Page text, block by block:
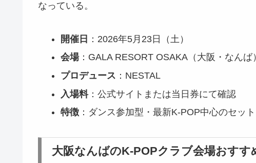
なっている。
開催日 ：2026年5月23日（土）
会場：GALA RESORT OSAKA（大阪・なんば）
プロデュース ：NESTAL
入場料：公式サイトまたは当日券にて確認
特徴：ダンス参加型・最新K-POP中心のセット
大阪なんばのK-POPクラブ会場おすす